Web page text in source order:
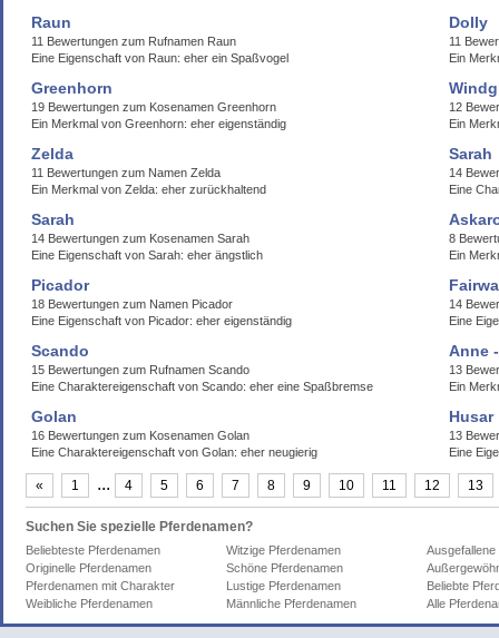
Raun
11 Bewertungen zum Rufnamen Raun
Eine Eigenschaft von Raun: eher ein Spaßvogel
Dolly
11
Ein
Greenhorn
19 Bewertungen zum Kosenamen Greenhorn
Ein Merkmal von Greenhorn: eher eigenständig
12
Ein
Zelda
11 Bewertungen zum Namen Zelda
Ein Merkmal von Zelda: eher zurückhaltend
Sarah
14
Eine
Sarah
14 Bewertungen zum Kosenamen Sarah
Eine Eigenschaft von Sarah: eher ängstlich
8
Ein
Picador
18 Bewertungen zum Namen Picador
Eine Eigenschaft von Picador: eher eigenständig
14
Eine
Scando
15 Bewertungen zum Rufnamen Scando
Eine Charaktereigenschaft von Scando: eher eine Spaßbremse
Anne
13
Ein
Golan
16 Bewertungen zum Kosenamen Golan
Eine Charaktereigenschaft von Golan: eher neugierig
Husar
13
Eine
« 1 ... 4 5 6 7 8 9 10 11 12 13
Suchen Sie spezielle Pferdenamen?
Beliebteste Pferdenamen Witzige Pferdenamen
Originelle Pferdenamen
Schöne Pferdenamen
Pferdenamen mit Charakter
Lustige Pferdenamen
Beliebte
Weibliche Pferdenamen
Männliche Pferdenamen Alle